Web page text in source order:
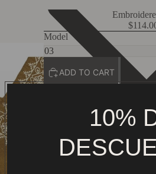
Model
ADD TO CART
Compra 100%
Auténtico arte textil mexicano.
DESCRIPCIÓN
10%